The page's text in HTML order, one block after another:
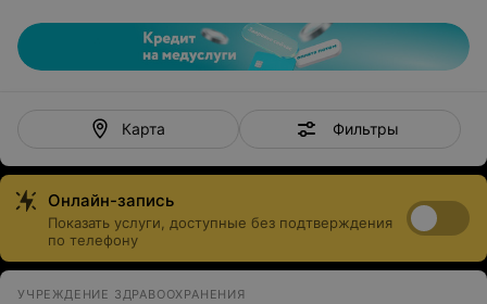
Карта Фильтры
Онлайн-запись
Показать услуги, доступные без подтверждения
по телефону
УЧРЕЖДЕНИЕ ЗДРАВООХРАНЕНИЯ